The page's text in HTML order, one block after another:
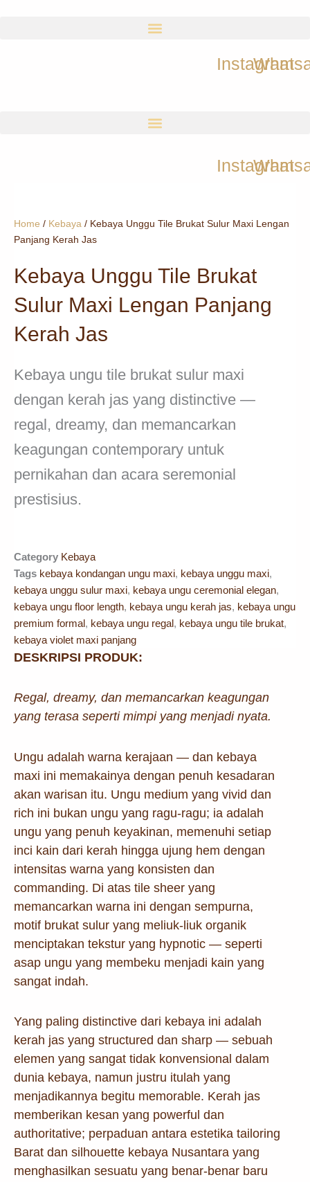
Instagram
Instagram
Home / Kebaya / Kebaya Unggu Tile Brukat Sulur Maxi Lengan
Panjang Kerah Jas
Kebaya Unggu Tile Brukat
Sulur Maxi Lengan Panjang
Kerah Jas
Kebaya ungu tile brukat sulur maxi
dengan kerah jas yang distinctive —
regal, dreamy, dan memancarkan
keagungan contemporary untuk
pernikahan dan acara seremonial
prestisius.
Category Kebaya
Tags kebaya kondangan ungu maxi, kebaya unggu maxi,
kebaya unggu sulur maxi, kebaya ungu ceremonial elegan,
kebaya ungu floor length, kebaya ungu kerah jas, kebaya ungu
premium formal, kebaya ungu regal, kebaya ungu tile brukat,
kebaya violet maxi panjang
DESKRIPSI PRODUK:
Regal, dreamy, dan memancarkan keagungan
yang terasa seperti mimpi yang menjadi nyata.
Ungu adalah warna kerajaan — dan kebaya
maxi ini memakainya dengan penuh kesadaran
akan warisan itu. Ungu medium yang vivid dan
rich ini bukan ungu yang ragu-ragu; ia adalah
ungu yang penuh keyakinan, memenuhi setiap
inci kain dari kerah hingga ujung hem dengan
intensitas warna yang konsisten dan
commanding. Di atas tile sheer yang
memancarkan warna ini dengan sempurna,
motif brukat sulur yang meliuk-liuk organik
menciptakan tekstur yang hypnotic — seperti
asap ungu yang membeku menjadi kain yang
sangat indah.
Yang paling distinctive dari kebaya ini adalah
kerah jas yang structured dan sharp — sebuah
elemen yang sangat tidak konvensional dalam
dunia kebaya, namun justru itulah yang
menjadikannya begitu memorable. Kerah jas
memberikan kesan yang powerful dan
authoritative; perpaduan antara estetika tailoring
Barat dan silhouette kebaya Nusantara yang
menghasilkan sesuatu yang benar-benar baru